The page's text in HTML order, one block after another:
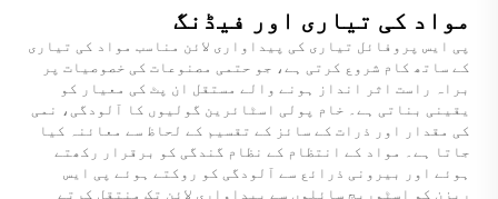
مواد کی تیاری اور فیڈنگ
پی ایس پروفائل تیاری کی پیداواری لائن مناسب مواد کی تیاری
کے ساتھ کام شروع کرتی ہے، جو حتمی مصنوعات کی خصوصیات پر
براہ راست اثر انداز ہونے والے مستقل ان پٹ کی معیار کو
یقینی بناتی ہے۔ خام پولی اسٹائرین گولیوں کا آلودگی، نمی
کی مقدار اور ذرات کے سائز کے تقسیم کے لحاظ سے معائنہ کیا
جاتا ہے۔ مواد کے انتظام کے نظام گندگی کو برقرار رکھتے
ہوئے اور بیرونی ذرائع سے آلودگی کو روکتے ہوئے پی ایس
ریزن کو اسٹوریج سائلوں سے پیداواری لائن تک منتقل کرتے